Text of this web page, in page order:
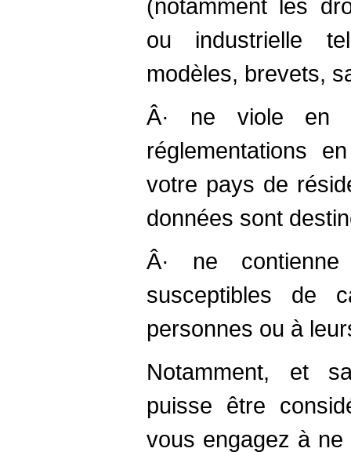
(notamment les
ou industrielle
modèles, brevets,
Â· ne viole en
réglementations
votre pays de
données sont
Â· ne
susceptibles de
personnes ou à
Notamment, et
puisse être
vous engagez à